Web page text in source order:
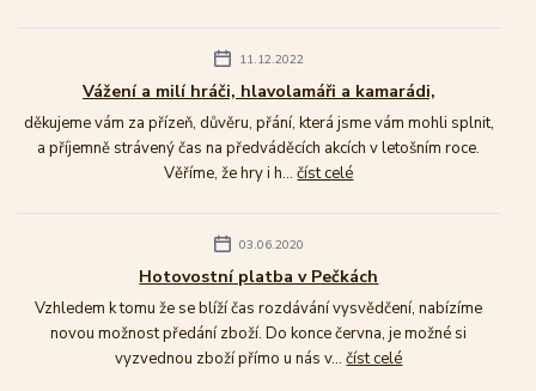
11.12.2022
Vážení a milí hráči, hlavolamáři a kamarádi,
děkujeme vám za přízeň, důvěru, přání, která jsme vám mohli splnit,
a příjemně strávený čas na předváděcích akcích v letošním roce.
Věříme, že hry i h...číst celé
03.06.2020
Hotovostní platba v Pečkách
Vzhledem k tomu že se blíží čas rozdávání vysvědčení, nabízíme
novou možnost předání zboží. Do konce června, je možné si
vyzvednou zboží přímo u nás v...číst celé